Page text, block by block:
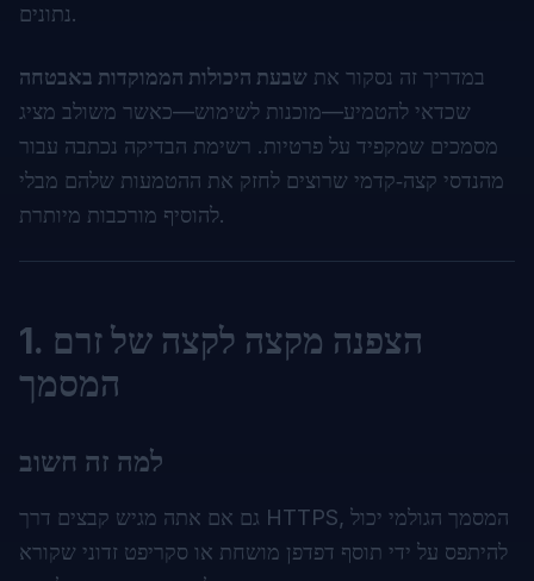
נתונים.
במדריך זה נסקור את שבעת היכולות הממוקדות באבטחה
שכדאי להטמיע—מוכנות לשימוש—כאשר משולב מציג
מסמכים שמקפיד על פרטיות. רשימת הבדיקה נכתבה עבור
מהנדסי קצה‑קדמי שרוצים לחזק את ההטמעות שלהם מבלי
להוסיף מורכבות מיותרת.
1. הצפנה מקצה לקצה של זרם
המסמך
למה זה חשוב
גם אם אתה מגיש קבצים דרך HTTPS, המסמך הגולמי יכול
להיתפס על ידי תוסף דפדפן מושחת או סקריפט זדוני שקורא